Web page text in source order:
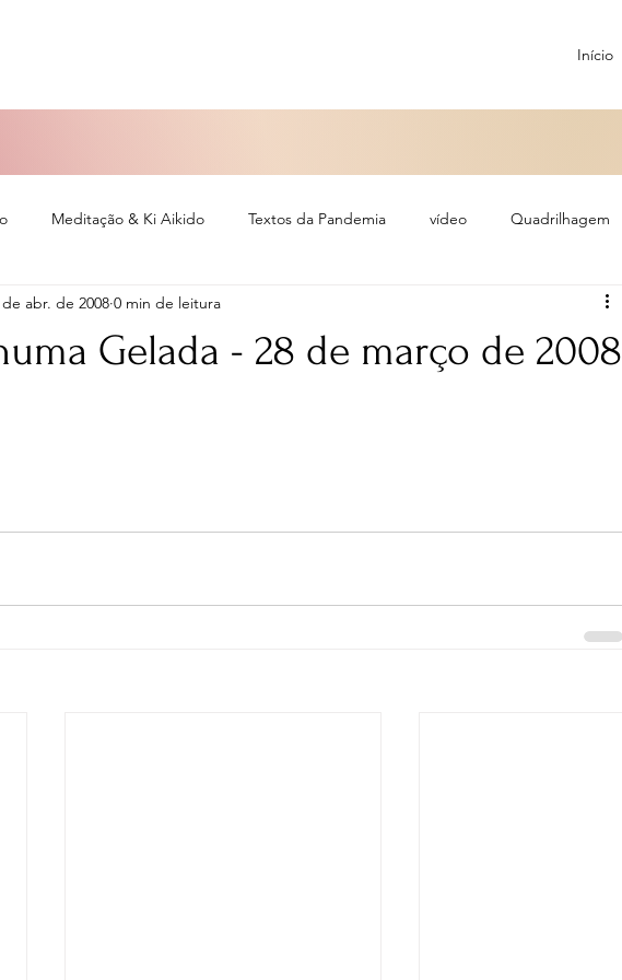
Início
Meditação & Ki Aikido Textos da Pandemia vídeo Quadrilhagem
Gelada - 28 de março de 2008
de abr. de 2008 0 min de leitura